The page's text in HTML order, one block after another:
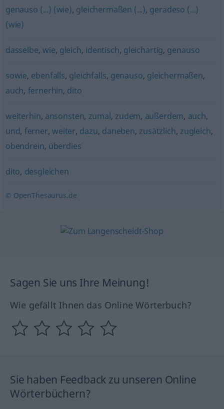
genauso (...) (wie), gleichermaßen (...), geradeso (...)
(wie)
dasselbe, wie, gleich, identisch, gleichartig, genauso
sowie, ebenfalls, gleichfalls, genauso, gleichermaßen,
auch, fernerhin, dito
weiterhin, ansonsten, zumal, zudem, außerdem, auch,
und, ferner,weiter, dazu, daneben, zusätzlich, zugleich,
obendrein, überdies
dito, desgleichen
© OpenThesaurus.de
Sagen Sie uns Ihre Meinung!
Wie gefällt Ihnen das Online Wörterbuch?
Sie haben Feedback zu unseren Online
Wörterbüchern?